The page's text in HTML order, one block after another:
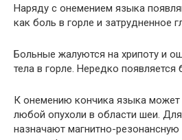
Наряду с онемением языка
как боль в горле и затрудненное
Больные жалуются на хрипоту и
тела в горле. Нередко появляется
К онемению кончика языка может
любой опухоли в области шеи.
назначают магнитно-